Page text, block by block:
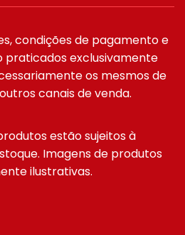
condições de pagamento e
praticados exclusivamente
os mesmos de
canais de venda.
estão sujeitos à
Imagens de produtos
ilustrativas.